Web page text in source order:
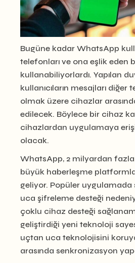
Bugüne kadar WhatsApp
telefonları ve ona eşlik eden
kullanabiliyorlardı. Yapılan
kullanıcıların mesajları
olmak üzere cihazlar
edilecek. Böylece bir cihaz
cihazlardan uygulamaya
olacak.
WhatsApp, 2 milyardan fazla
büyük haberleşme
geliyor. Popüler
uca şifreleme desteği
çoklu cihaz desteği
geliştirdiği yeni teknoloji
uçtan uca teknolojisini
arasında senkronizasyon